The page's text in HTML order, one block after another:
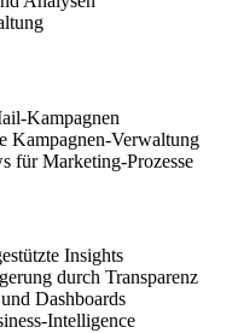
Kampagnen
Kampagnen-Verwaltung
für Marketing-Prozesse
Insights
durch Transparenz
Dashboards
Intelligence